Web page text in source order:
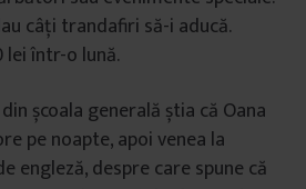
câți trandafiri să-i aducă.
lei într-o lună.
școala generală știa că Oana
pe noapte, apoi venea la
engleză, despre care spune că